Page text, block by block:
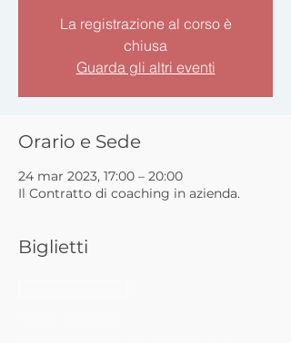
La registrazione al corso è
chiusa
Guarda gli altri eventi
Orario e Sede
24 mar 2023, 17:00 – 20:00
Il Contratto di coaching in azienda.
Biglietti